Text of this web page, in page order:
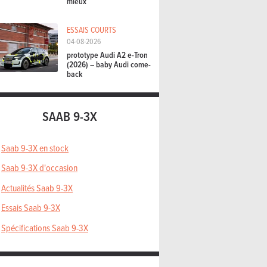
ESSAIS COURTS
04-08-2026
prototype Audi A2 e-Tron
(2026) – baby Audi come-
back
SAAB 9-3X
Saab 9-3X en stock
Saab 9-3X d'occasion
Actualités Saab 9-3X
Essais Saab 9-3X
Spécifications Saab 9-3X